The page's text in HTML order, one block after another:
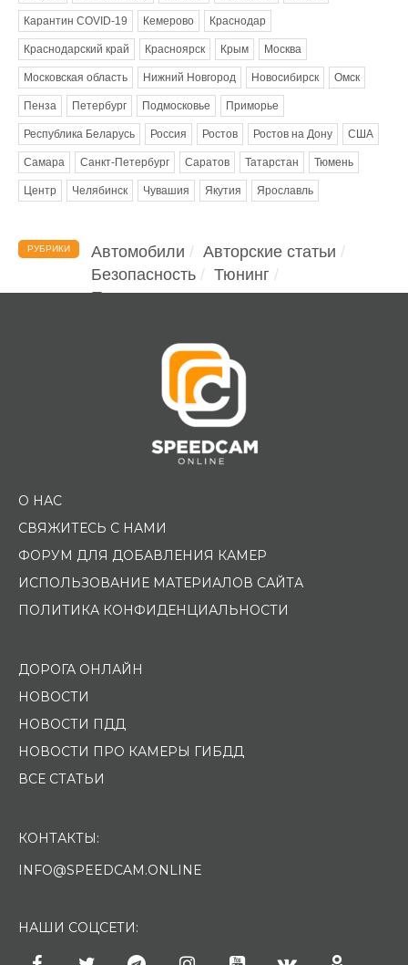
Карантин COVID-19 Кемерово Краснодар
Краснодарский край Красноярск Крым Москва
Московская область Нижний Новгород Новосибирск Омск
Пенза Петербург Подмосковье Приморье
Республика Беларусь Россия Ростов Ростов на Дону США
Самара Санкт-Петербург Саратов Татарстан Тюмень
Центр Челябинск Чувашия Якутия Ярославль
РУБРИКИ Автомобили
Авторские статьи
Безопасность
Тюнинг
Помощь водителю
О НАС
СВЯЖИТЕСЬ С НАМИ
ФОРУМ ДЛЯ ДОБАВЛЕНИЯ КАМЕР
ИСПОЛЬЗОВАНИЕ МАТЕРИАЛОВ САЙТА
ПОЛИТИКА КОНФИДЕНЦИАЛЬНОСТИ
ДОРОГА ОНЛАЙН
НОВОСТИ
НОВОСТИ ПДД
НОВОСТИ ПРО КАМЕРЫ ГИБДД
ВСЕ СТАТЬИ
КОНТАКТЫ:
INFO@SPEEDCAM.ONLINE
НАШИ СОЦСЕТИ: